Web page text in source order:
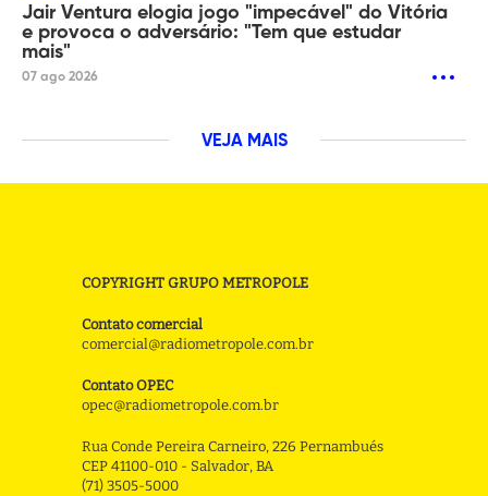
Jair Ventura elogia jogo "impecável" do Vitória
e provoca o adversário: "Tem que estudar
mais"
07 ago 2026
VEJA MAIS
COPYRIGHT GRUPO METROPOLE
Contato comercial
comercial@radiometropole.com.br
Contato OPEC
opec@radiometropole.com.br
Rua Conde Pereira Carneiro, 226 Pernambués
CEP 41100-010 - Salvador, BA
(71) 3505-5000